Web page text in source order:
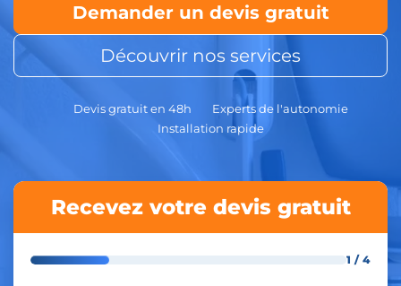
Demander un devis gratuit
Découvrir nos services
Devis gratuit en 48h
Experts de l'autonomie
Installation rapide
Recevez votre devis gratuit
1 / 4